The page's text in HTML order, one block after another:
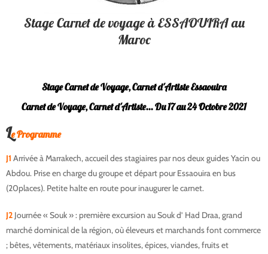
Stage Carnet de voyage à ESSAOUIRA au
Maroc
Stage Carnet de Voyage, Carnet d'Artiste Essaouira
Carnet de Voyage, Carnet d'Artiste... Du 17 au 24 Octobre 2021
Le Programme
J1 Arrivée à Marrakech, accueil des stagiaires par nos deux guides Yacin ou
Abdou. Prise en charge du groupe et départ pour Essaouira en bus
(20places). Petite halte en route pour inaugurer le carnet.
J2 Journée « Souk » : première excursion au Souk d’ Had Draa, grand
marché dominical de la région, où éleveurs et marchands font commerce
; bêtes, vêtements, matériaux insolites, épices, viandes, fruits et